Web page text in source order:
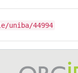
uniba/44994